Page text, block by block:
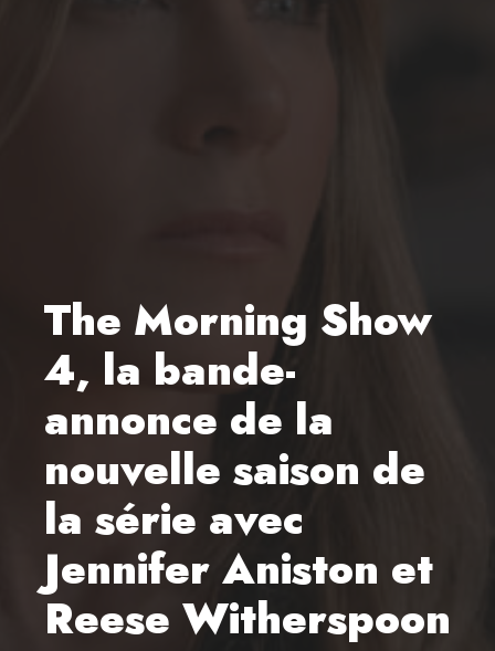
The Morning Show
4, la bande-
annonce de la
nouvelle saison de
la série avec
Jennifer Aniston et
Reese Witherspoon